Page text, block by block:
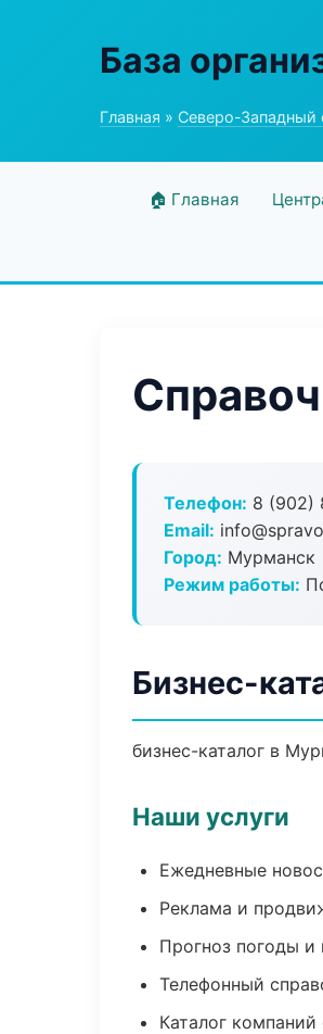
База
Главная » Северо-Западный
🏠 Главная
Телефон: 8 (902)
Email:
Город: Мурманск
Режим работы:
Бизнес-
бизнес-каталог в
Наши услуги
Ежедневные
Реклама и
Прогноз погоды и
Телефонный
Каталог